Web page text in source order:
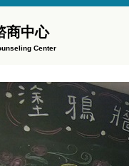
商中心
Center